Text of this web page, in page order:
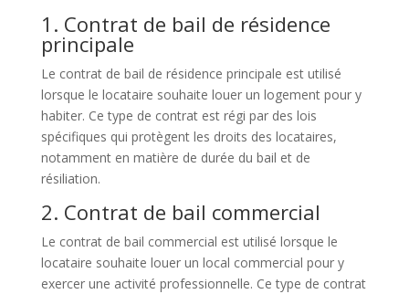
1. Contrat de bail de résidence
principale
Le contrat de bail de résidence principale est utilisé
lorsque le locataire souhaite louer un logement pour y
habiter. Ce type de contrat est régi par des lois
spécifiques qui protègent les droits des locataires,
notamment en matière de durée du bail et de
résiliation.
2. Contrat de bail commercial
Le contrat de bail commercial est utilisé lorsque le
locataire souhaite louer un local commercial pour y
exercer une activité professionnelle. Ce type de contrat